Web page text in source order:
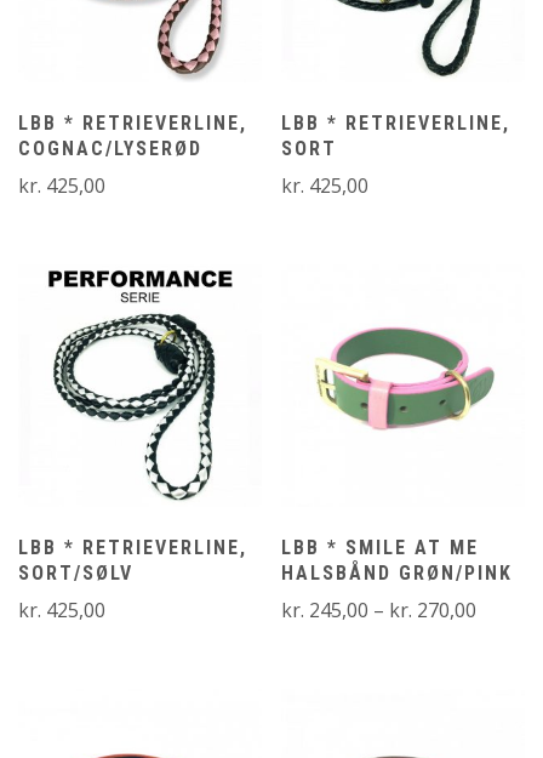
LBB * RETRIEVERLINE,
COGNAC/LYSERØD
kr. 425,00
LBB * RETRIEVERLINE,
SORT
kr. 425,00
LBB * RETRIEVERLINE,
SORT/SØLV
kr. 425,00
LBB * SMILE AT ME
HALSBÅND GRØN/PINK
kr. 245,00 – kr. 270,00